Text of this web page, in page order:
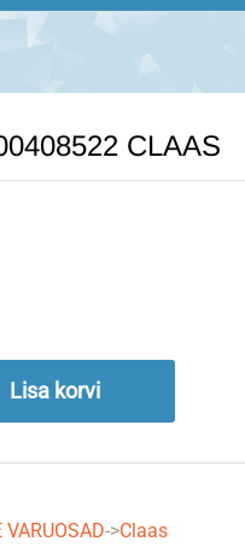
CLAAS
Lisa korvi
VARUOSAD->Claas